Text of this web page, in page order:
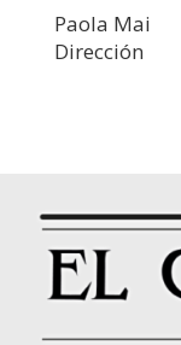
Paola Mai
Dirección